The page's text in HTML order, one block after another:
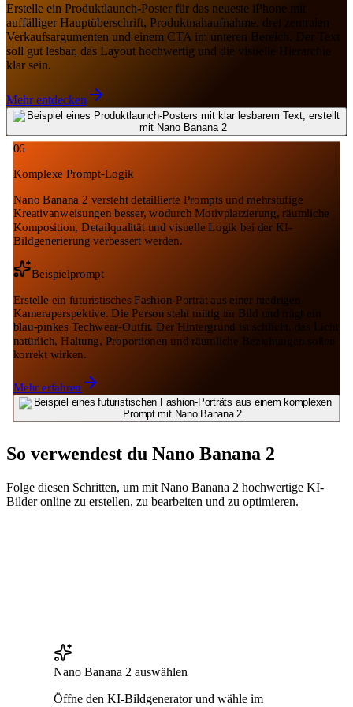
Erstelle ein Produktlaunch-Poster für das neueste iPhone mit
auffälliger Hauptüberschrift, Produktnahaufnahme, drei zentralen
Verkaufsargumenten und einem CTA im unteren Bereich. Der Text
soll gut lesbar, das Layout hochwertig und die visuelle Hierarchie
klar sein.
Mehr entdecken
06
Komplexe Prompt-Logik
Nano Banana 2 versteht detaillierte Prompts und mehrstufige
Kreativanweisungen besser, wodurch Motivplatzierung, räumliche
Komposition, Detailqualität und visuelle Logik bei der KI-
Bildgenerierung verbessert werden.
Beispielprompt
Erstelle ein futuristisches Fashion-Porträt aus einer niedrigen
Kameraperspektive. Die Person steht mittig im Bild und trägt ein
blau-pinkes Techwear-Outfit. Der Hintergrund ist schlicht, das Licht
natürlich, Haltung, Proportionen und räumliche Beziehungen sollen
korrekt wirken.
Mehr erfahren
So verwendest du Nano Banana 2
Folge diesen Schritten, um mit Nano Banana 2 hochwertige KI-
Bilder online zu erstellen, zu bearbeiten und zu optimieren.
Nano Banana 2 auswählen
Öffne den KI-Bildgenerator und wähle im